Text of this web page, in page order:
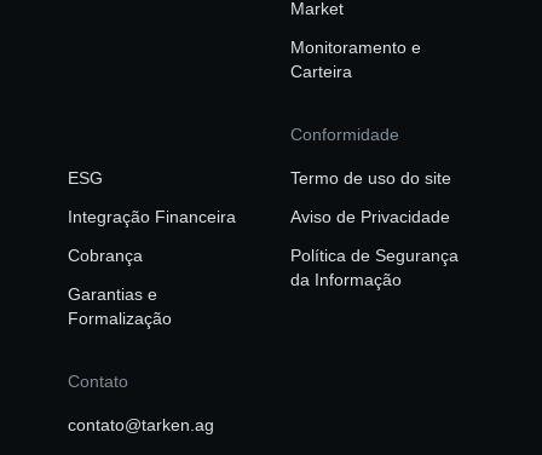
Market
Monitoramento e
Carteira
ESG
Integração Financeira
Cobrança
Garantias e
Formalização
Conformidade
Termo de uso do site
Aviso de Privacidade
Política de Segurança
da Informação
Contato
contato@tarken.ag